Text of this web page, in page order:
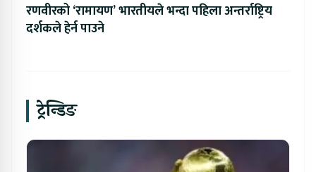
रणवीरको ‘रामायण’ भारतीयले भन्दा पहिला अन्तर्राष्ट्रिय
दर्शकले हेर्न पाउने
ट्रेन्डिङ